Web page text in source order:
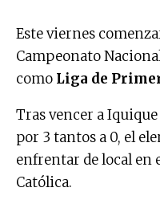
Este viernes
Campeonato
como Liga de
Tras vencer a
por 3 tantos a 0, el
enfrentar de local en
Católica.